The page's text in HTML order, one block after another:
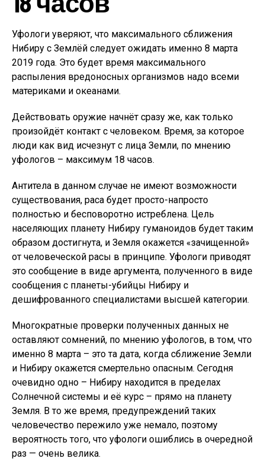
Уфологи уверяют, что максимального сближения
Нибиру с Землёй следует ожидать именно 8 марта
2019 года. Это будет время максимального
распыления вредоносных организмов надо всеми
материками и океанами.
Действовать оружие начнёт сразу же, как только
произойдёт контакт с человеком. Время, за которое
люди как вид исчезнут с лица Земли, по мнению
уфологов – максимум 18 часов.
Антитела в данном случае не имеют возможности
существования, раса будет просто-напросто
полностью и бесповоротно истреблена. Цель
населяющих планету Нибиру гуманоидов будет таким
образом достигнута, и Земля окажется «зачищенной»
от человеческой расы в принципе. Уфологи приводят
это сообщение в виде аргумента, полученного в виде
сообщения с планеты-убийцы Нибиру и
дешифрованного специалистами высшей категории.
Многократные проверки полученных данных не
оставляют сомнений, по мнению уфологов, в том, что
именно 8 марта – это та дата, когда сближение Земли
и Нибиру окажется смертельно опасным. Сегодня
очевидно одно – Нибиру находится в пределах
Солнечной системы и её курс – прямо на планету
Земля. В то же время, предупреждений таких
человечество пережило уже немало, поэтому
вероятность того, что уфологи ошиблись в очередной
раз — очень велика.